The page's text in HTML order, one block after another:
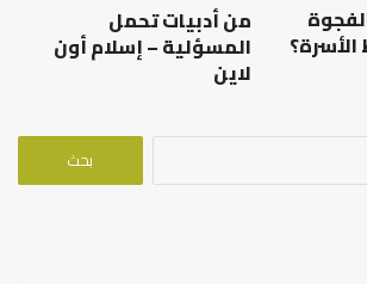
من أدبيات تحمل
المسؤلية – إسلام أون
لاين
البحث